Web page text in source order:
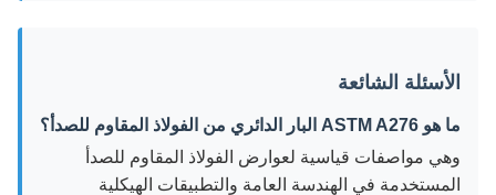
الأسئلة الشائعة
ما هو ASTM A276 البار الدائري من الفولاذ المقاوم للصدأ؟
وهي مواصفات قياسية لعوارض الفولاذ المقاوم للصدأ
المستخدمة في الهندسة العامة والتطبيقات الهيكلية